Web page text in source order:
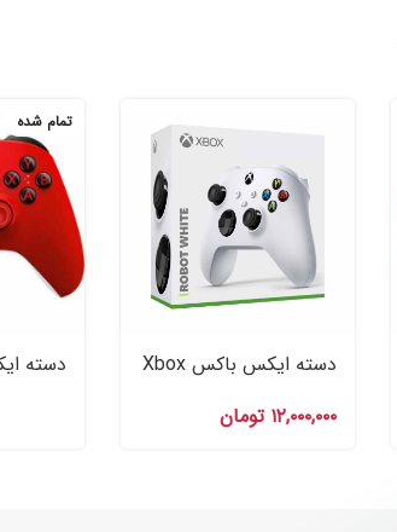
دسته ایکس باکس Xbox
Robot White سفید رنگ
۱۲,۰۰۰,۰۰۰ تومان
تمام شده